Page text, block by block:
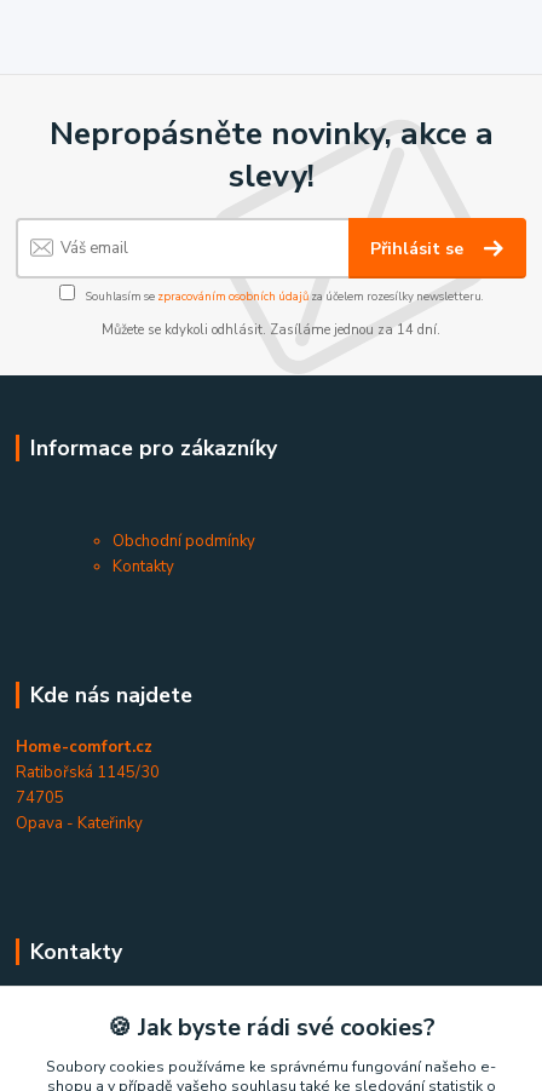
Nepropásněte novinky, akce a
slevy!
Přihlásit se
Souhlasím se zpracováním osobních údajůza účelem rozesílky newsletteru.
Můžete se kdykoli odhlásit. Zasíláme jednou za 14 dní.
Informace pro zákazníky
Obchodní podmínky
Kontakty
Kde nás najdete
Home-comfort.cz
Ratibořská 1145/30
74705
Opava - Kateřinky
Kontakty
+420 777 852 326
🍪 Jak byste rádi své cookies?
Soubory cookies používáme ke správnému fungování našeho e-
shopu a v případě vašeho souhlasu také ke sledování statistik o